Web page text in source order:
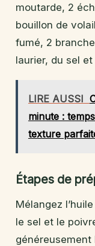
moutarde, 2
bouillon de
fumé, 2
laurier, du sel
LIRE AUSSI
minute :
texture
Étapes de
Mélangez
le sel et le